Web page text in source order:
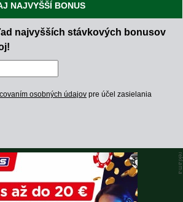
NAJVYŠŠÍ BONUS
najvyšších stávkových bonusov
osobných údajov pre účel zasielania